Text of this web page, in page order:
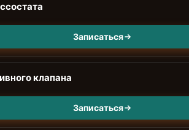
Записаться
клапана
Записаться